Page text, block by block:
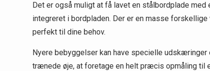
Det er også muligt at få lavet en stålbordplade
integreret i bordpladen. Der er en masse
perfekt til dine behov.
Nyere bebyggelser kan have specielle
trænede øje, at foretage en helt præcis opmåling til